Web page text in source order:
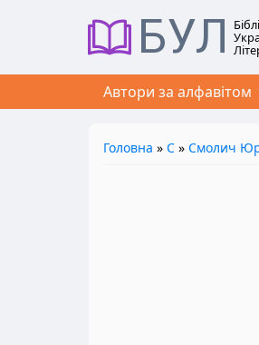
БУЛ
Автори за алфавітом
Головна » С » Смолич